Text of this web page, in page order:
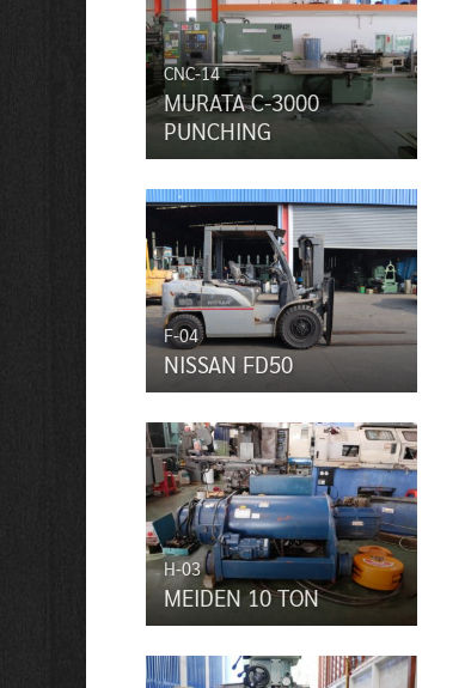
CNC-14
MURATA C-3000
PUNCHING
F-04
NISSAN FD50
H-03
MEIDEN 10 TON